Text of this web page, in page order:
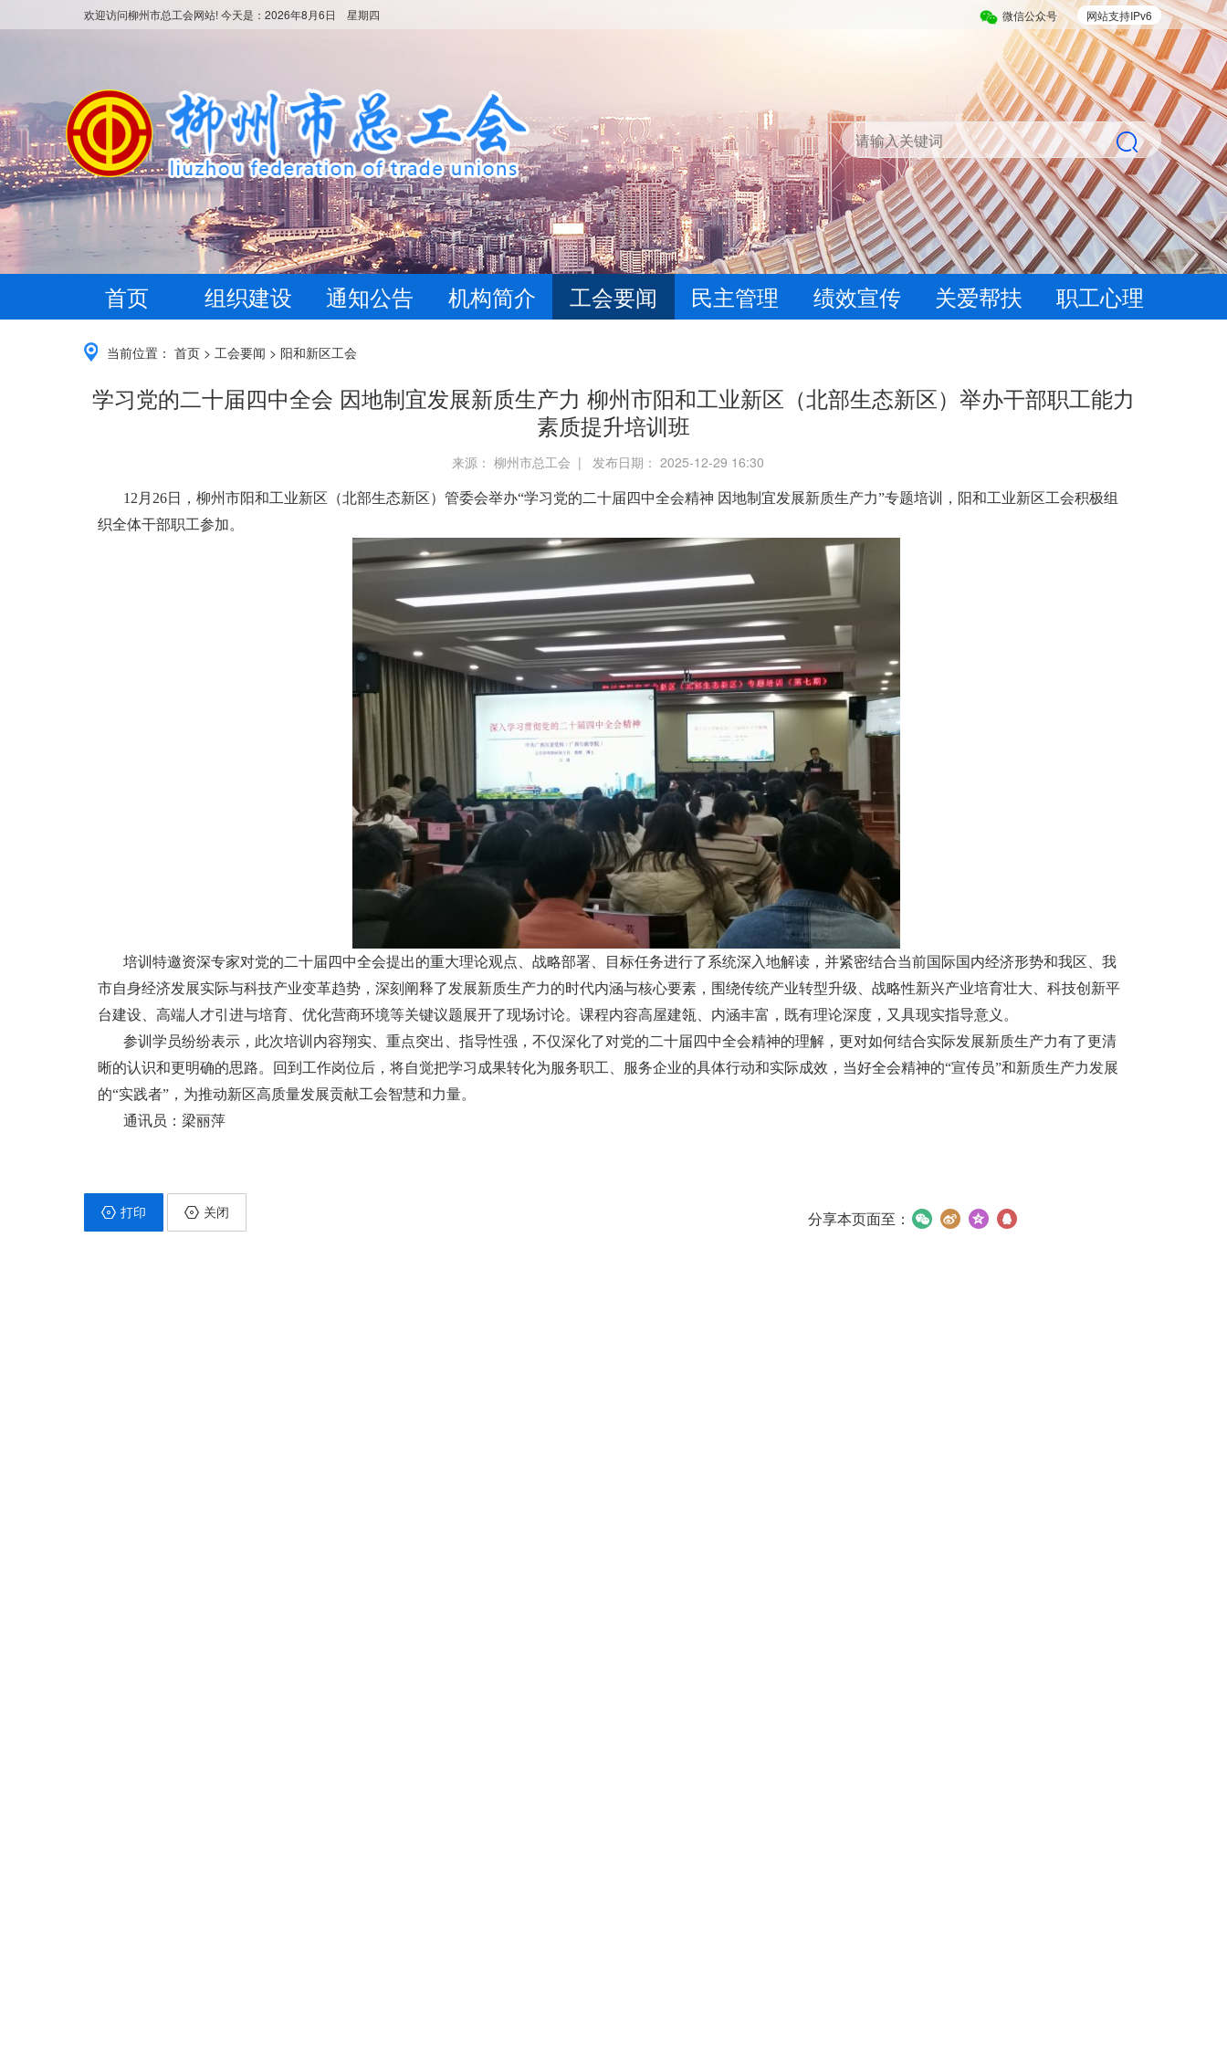
网站支持IPv6
微信公众号
欢迎访问柳州市总工会网站! 今天是： 2026年8月6日 星期四
首页 组织建设 通知公告 机构简介 工会要闻 民主管理 绩效宣传 关爱帮扶 职工心理
当前位置： 首页 > 工会要闻 > 阳和新区工会
学习党的二十届四中全会 因地制宜发展新质生产力 柳州市阳和工业新区（北部生态新区）举办干部职工能力
素质提升培训班
来源： 柳州市总工会 | 发布日期： 2025-12-29 16:30
12月26日，柳州市阳和工业新区（北部生态新区）管委会举办“学习党的二十届四中全会精神 因地制宜发展新质生产力”专题培训，阳和工业新区工会积极组
织全体干部职工参加。
培训特邀资深专家对党的二十届四中全会提出的重大理论观点、战略部署、目标任务进行了系统深入地解读，并紧密结合当前国际国内经济形势和我区、我
市自身经济发展实际与科技产业变革趋势，深刻阐释了发展新质生产力的时代内涵与核心要素，围绕传统产业转型升级、战略性新兴产业培育壮大、科技创新平
台建设、高端人才引进与培育、优化营商环境等关键议题展开了现场讨论。课程内容高屋建瓴、内涵丰富，既有理论深度，又具现实指导意义。
参训学员纷纷表示，此次培训内容翔实、重点突出、指导性强，不仅深化了对党的二十届四中全会精神的理解，更对如何结合实际发展新质生产力有了更清
晰的认识和更明确的思路。回到工作岗位后，将自觉把学习成果转化为服务职工、服务企业的具体行动和实际成效，当好全会精神的“宣传员”和新质生产力发展
的“实践者”，为推动新区高质量发展贡献工会智慧和力量。
通讯员：梁丽萍
打印 关闭 分享本页面至：